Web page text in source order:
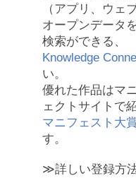
（アプリ、ウェ
オープンデータ
検索ができる、
Knowledge
い。
優れた作品はマ
ェクトサイトで
マニフェスト大
す。
≫詳しい登録方